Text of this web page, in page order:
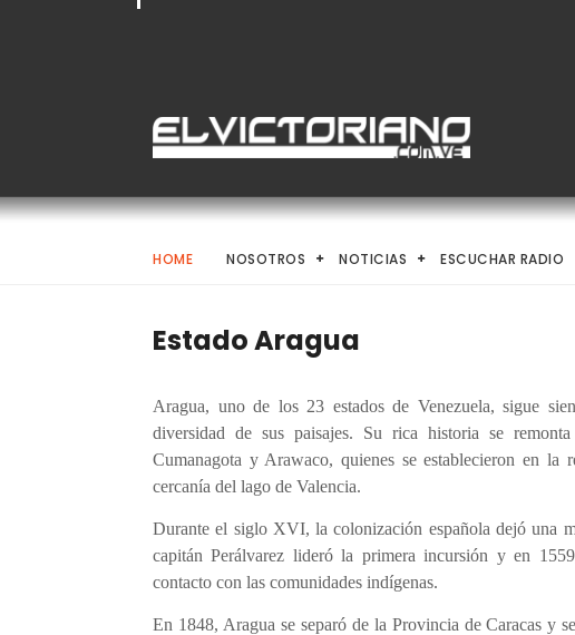
HOME NOSOTROS NOTICIAS ESCUCHAR RADIO
Estado Aragua
Aragua, uno de los 23 estados de Venezuela, sigue
diversidad de sus paisajes. Su rica historia se
Cumanagota y Arawaco, quienes se establecieron en
cercanía del lago de Valencia.
Durante el siglo XVI, la colonización española dejó una
capitán Perálvarez lideró la primera incursión y en
contacto con las comunidades indígenas.
En 1848, Aragua se separó de la Provincia de Caracas y